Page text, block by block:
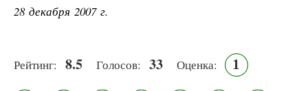
28 декабря 2007 г.
Рейтинг: 8.5 Голосов: 33 Оценка: 1